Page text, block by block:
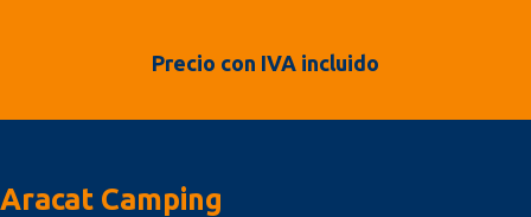
Precio con IVA incluido
Aracat Camping